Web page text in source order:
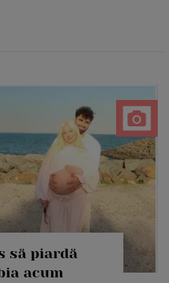
să piardă
acum